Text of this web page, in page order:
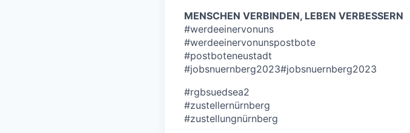
MENSCHEN VERBINDEN, LEBEN VERBESSERN
#werdeeinervonuns
#werdeeinervonunspostbote
#postboteneustadt
#jobsnuernberg2023#jobsnuernberg2023
#rgbsuedsea2
#zustellernürnberg
#zustellungnürnberg